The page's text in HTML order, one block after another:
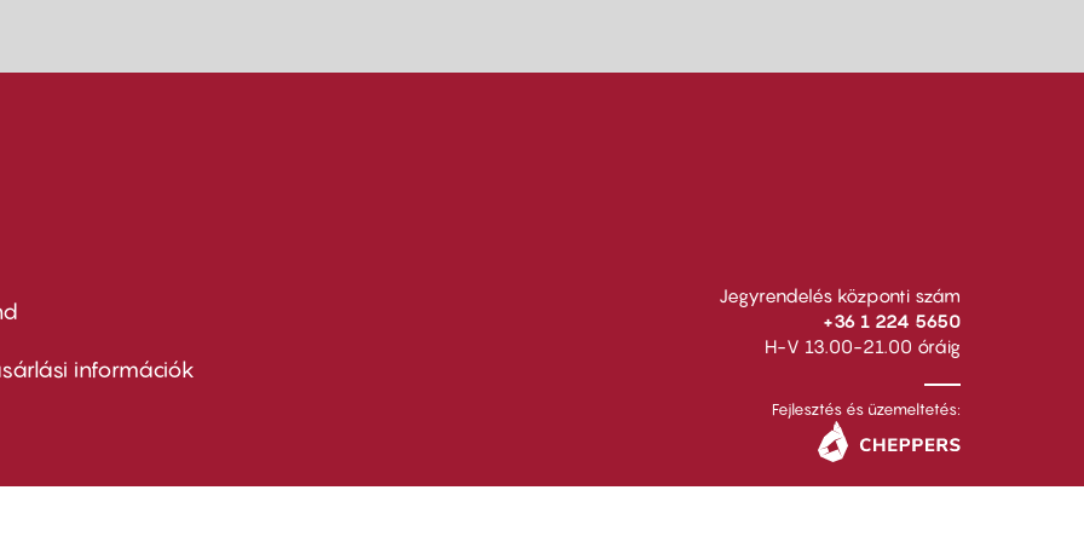
információk
Jegyrendelés központi szám
+36 1 224 5650
H-V 13.00-21.00 óráig
Fejlesztés és üzemeltetés: